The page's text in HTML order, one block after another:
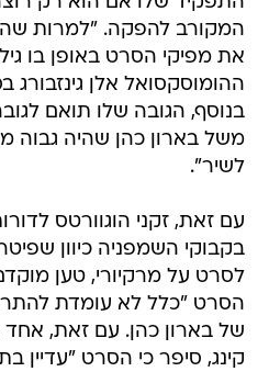
המקורב להפקה. "למרות
את מפיקי הסרט באופן בו
ההומוסקסואל אלן גינזבורג
בנוסף, הגובה שלו תואם
משל בארון כהן שהיה גבוה
לשיר".
עם זאת, זקני הוגוורטס
בקבוקי השמפניה כיוון
לסרט על מרקיורי, טען
הסרט "כלל לא עומדת
של בארון כהן. עם זאת,
קינג, סיפר כי הסרט "עדיין